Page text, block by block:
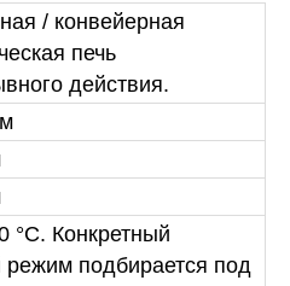
/ конвейерная
печь
действия.
°C. Конкретный
режим подбирается под